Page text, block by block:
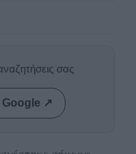
σας
↗